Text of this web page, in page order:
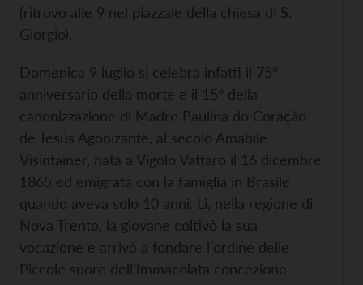
(ritrovo alle 9 nel piazzale della chiesa di S.
Giorgio).
Domenica 9 luglio si celebra infatti il 75°
anniversario della morte e il 15° della
canonizzazione di Madre Paulina do Coração
de Jesús Agonizante, al secolo Amabile
Visintainer, nata a Vigolo Vattaro il 16 dicembre
1865 ed emigrata con la famiglia in Brasile
quando aveva solo 10 anni. Lì, nella regione di
Nova Trento, la giovane coltivò la sua
vocazione e arrivò a fondare l'ordine delle
Piccole suore dell'Immacolata concezione.